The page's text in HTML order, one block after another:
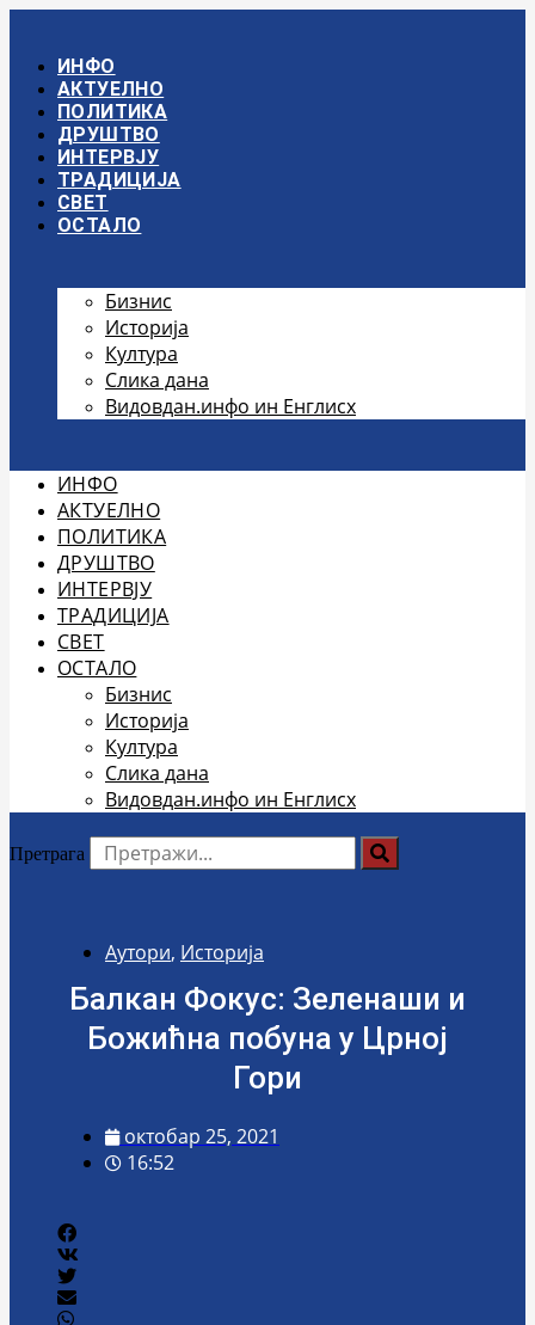
садржајИНФО
АКТУЕЛНО
ПОЛИТИКА
ДРУШТВО
ИНТЕРВЈУ
ТРАДИЦИЈА
СВЕТ
ОСТАЛО
Бизнис
Историја
Култура
Слика дана
Видовдан.инфо ин Енглисх
ИНФО
АКТУЕЛНО
ПОЛИТИКА
ДРУШТВО
ИНТЕРВЈУ
ТРАДИЦИЈА
СВЕТ
ОСТАЛО
Бизнис
Историја
Култура
Слика дана
Видовдан.инфо ин Енглисх
Претрага
Аутори, Историја
Балкан Фокус: Зеленаши и
Божићна побуна у Црној
Гори
октобар 25, 2021
16:52